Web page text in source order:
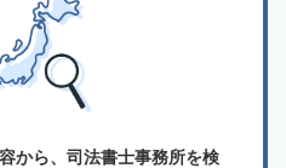
から、司法書士事務所を検